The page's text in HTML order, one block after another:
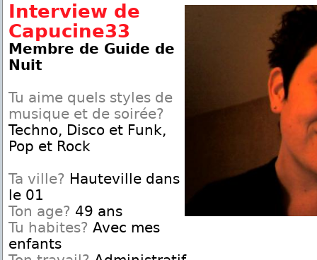
Interview de
Capucine33
Membre de Guide de
Nuit
Tu aime quels styles de
musique et de soirée?
Techno, Disco et Funk,
Pop et Rock
Ta ville? Hauteville dans
le 01
Ton age? 49 ans
Tu habites? Avec mes
enfants